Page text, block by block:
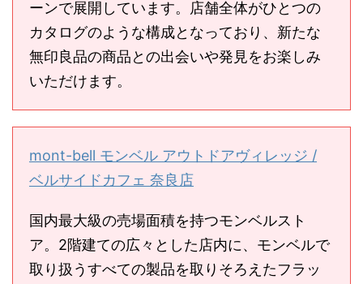
ーンで展開しています。店舗全体がひとつの
カタログのような構成となっており、新たな
無印良品の商品との出会いや発見をお楽しみ
いただけます。
mont-bell モンベル アウトドアヴィレッジ /
ベルサイドカフェ 奈良店
国内最大級の売場面積を持つモンベルスト
ア。2階建ての広々とした店内に、モンベルで
取り扱うすべての製品を取りそろえたフラッ